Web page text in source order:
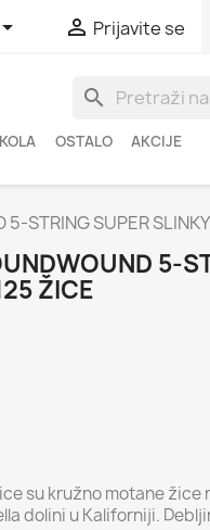
 Prijavite se
search
OSTALO AKCIJE
5-STRING SUPER
5-
ŽICE
su kružno motane žice
dolini u Kaliforniji.